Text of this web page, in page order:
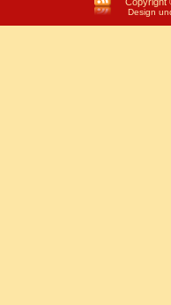
Design